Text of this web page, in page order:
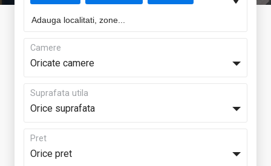
Camere
Oricate camere
Suprafata utila
Orice suprafata
Pret
Orice pret